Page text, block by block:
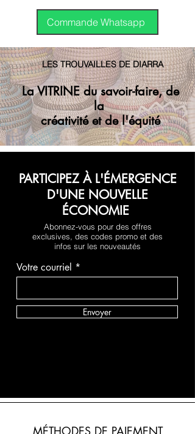
Commande Whatsapp
LES TROUVAILLES DE DIARRA
La VITRINE du savoir-faire, de
la
créativité et de l'équité
PARTICIPEZ À L'ÉMERGENCE
D'UNE NOUVELLE
ÉCONOMIE
Abonnez-vous pour des offres
exclusives, des codes promo et des
infos sur les nouveautés
Votre courriel
Envoyer
MÉTHODES DE PAIEMENT